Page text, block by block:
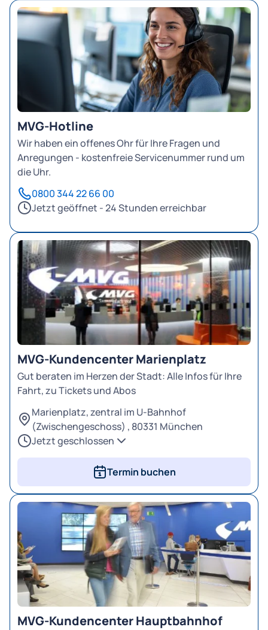
MVG-Hotline
Wir haben ein offenes Ohr für Ihre Fragen und
Anregungen - kostenfreie Servicenummer rund um
die Uhr.
0800 344 22 66 00
Jetzt geöffnet - 24 Stunden erreichbar
MVG-Kundencenter Marienplatz
Gut beraten im Herzen der Stadt: Alle Infos für Ihre
Fahrt, zu Tickets und Abos
Marienplatz, zentral im U-Bahnhof
(Zwischengeschoss) , 80331 München
Jetzt geschlossen
Mo - Fr
08:00 – 20:00 Uhr
09:00 – 16:00 Uhr
Sonntag
geschlossen
Termin buchen
MVG-Kundencenter Hauptbahnhof